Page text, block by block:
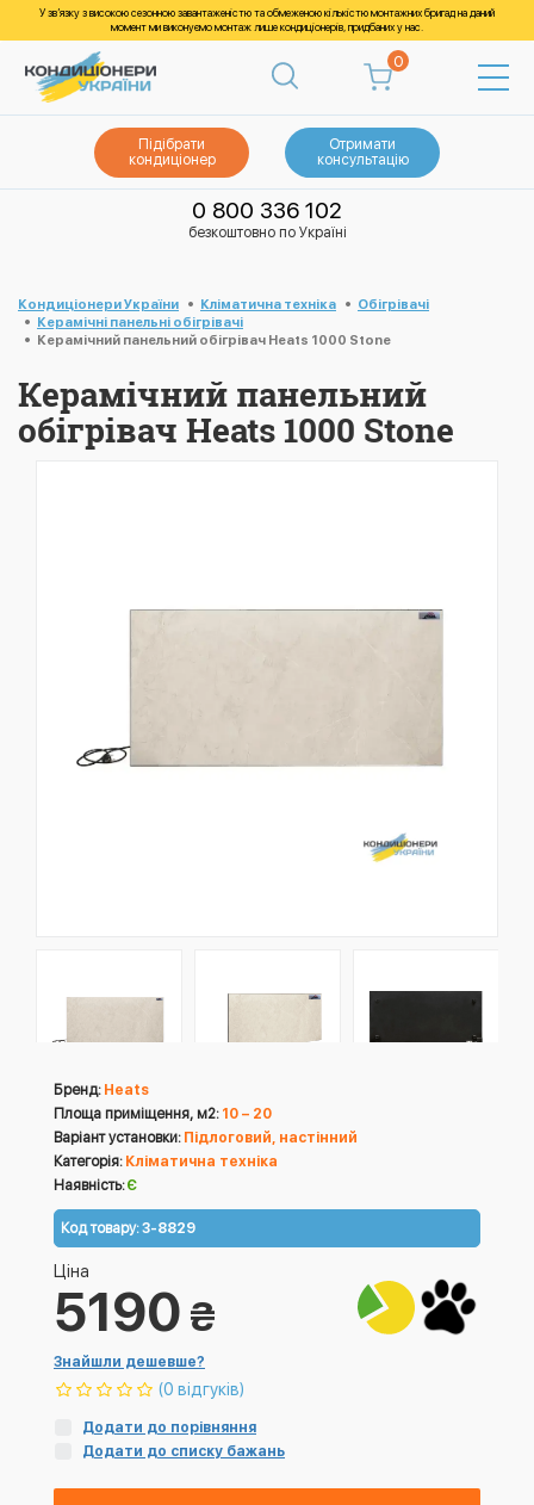
У зв’язку з високою сезонною завантаженістю та обмеженою кількістю монтажних бригад на даний
момент ми виконуємо монтаж лише кондиціонерів, придбаних у нас.
0
Підібрати
кондиціонер
Отримати
консультацію
0 800 336 102
безкоштовно по Україні
Кондиціонери України Кліматична техніка
Обігрівачі
Керамічні панельні обігрівачі
Керамічний панельний обігрівач Heats 1000 Stone
Керамічний панельний
обігрівач Heats 1000 Stone
Бренд: Heats
Площа приміщення, м2: 10 – 20
Варіант установки: Підлоговий, настінний
Категорія: Кліматична техніка
Наявність:Є
Код товару:3-8829
Ціна
5190 ₴
Знайшли дешевше?
(0 відгуків)
Додати до порівняння
Додати до списку бажань